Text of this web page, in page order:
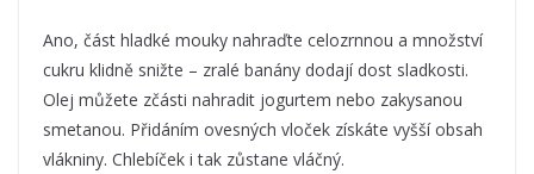
Ano, část hladké mouky nahraďte celozrnnou a množství
cukru klidně snižte – zralé banány dodají dost sladkosti.
Olej můžete zčásti nahradit jogurtem nebo zakysanou
smetanou. Přidáním ovesných vloček získáte vyšší obsah
vlákniny. Chlebíček i tak zůstane vláčný.